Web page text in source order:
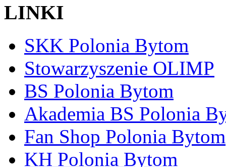
LINKI
SKK Polonia Bytom
Stowarzyszenie OLIMP
BS Polonia Bytom
Akademia BS Polonia
Fan Shop Polonia Bytom
KH Polonia Bytom